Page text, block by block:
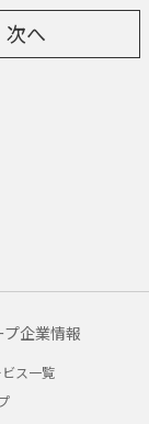
次へ
プ企業情報
ス一覧